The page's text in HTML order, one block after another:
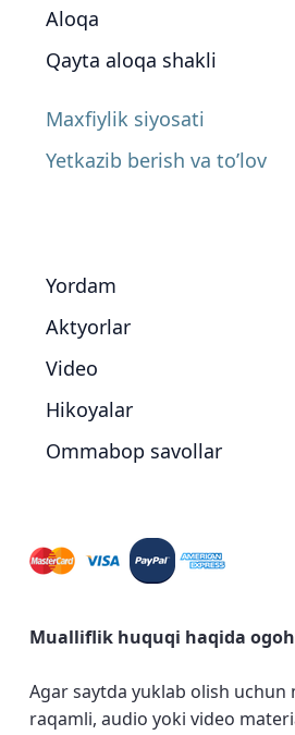
Aloqa
Qayta aloqa shakli
Maxfiylik siyosati
Yetkazib berish va to’lov
Yordam
Aktyorlar
Video
Hikoyalar
Ommabop savollar
Mualliflik huquqi haqida
Agar saytda yuklab olish uchun
raqamli, audio yoki video